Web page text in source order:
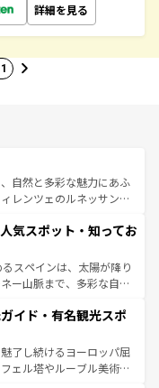
詳細を見る
自然と多彩な魅力にあふ
レンツェのルネッサンス
景やアマルフィ海岸の絶
観光の合間には、本場の
ア料理を堪能することも
で、すべての瞬間を楽し
テンツ一覧を参照してほ
気スポット・知ってお
スペインは、太陽が降り
ー山脈まで、多彩な自然
なフラメンコ、熱気あふ
が生活の一部となってい
雰囲気や、バルセロナの
は古代ローマ遺跡や中世
イド・有名観光スポ
了し続けるヨーロッパ屈
ェル塔やルーブル美術館